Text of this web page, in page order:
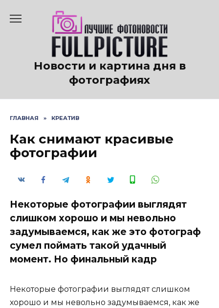
содержанию
Новости и картина дня в
фотографиях
ГЛАВНАЯ » КРЕАТИВ
Как снимают красивые
фотографии
Некоторые фотографии выглядят
слишком хорошо и мы невольно
задумываемся, как же это фотограф
сумел поймать такой удачный
момент. Но финальный кадр
Некоторые фотографии выглядят слишком
хорошо и мы невольно задумываемся, как же